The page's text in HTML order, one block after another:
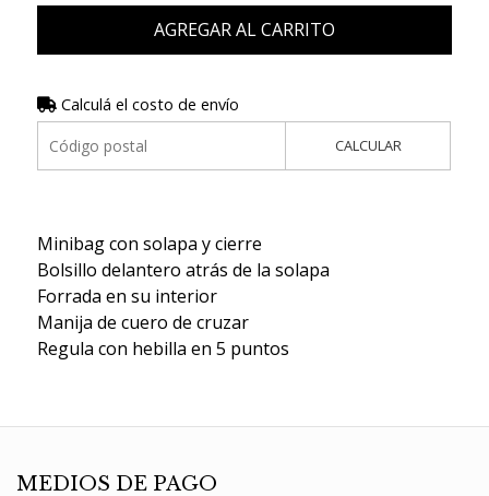
AGREGAR AL CARRITO
Calculá el costo de envío
CALCULAR
Minibag con solapa y cierre
Bolsillo delantero atrás de la solapa
Forrada en su interior
Manija de cuero de cruzar
Regula con hebilla en 5 puntos
MEDIOS DE PAGO